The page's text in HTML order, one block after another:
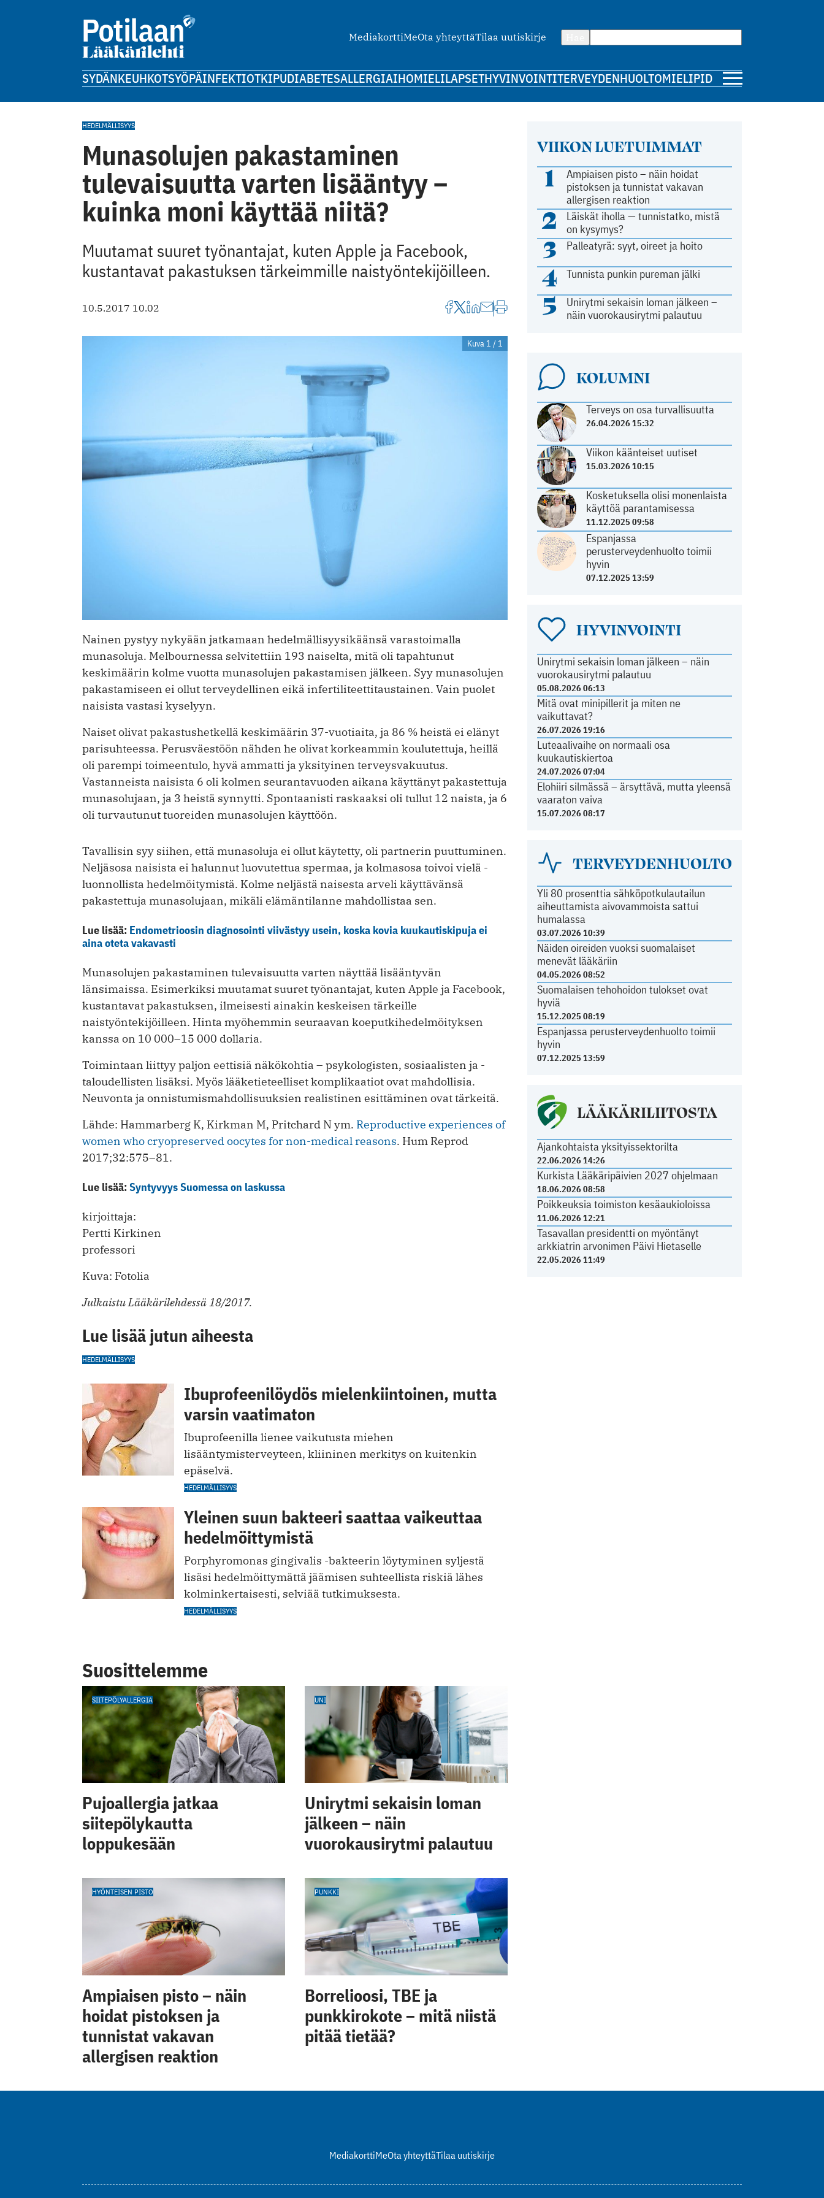
MediakorttiMeOta yhteyttäTilaa uutiskirje
SYDÄNKEUHKOTSYÖPÄINFEKTIOTKIPUDIABETESALLERGIAIHOMIELILAPSETHYVINVOINTITERVEYDENHUOLTOMIELIPIDE
VIIKON LUETUIMMAT
1
Ampiaisen pisto – näin hoidat
pistoksen ja tunnistat vakavan
allergisen reaktion
2
Läiskät iholla — tunnistatko, mistä
on kysymys?
3 Palleatyrä: syyt, oireet ja hoito
4 Tunnista punkin pureman jälki
5
Unirytmi sekaisin loman jälkeen –
näin vuorokausirytmi palautuu
KOLUMNI
Terveys on osa turvallisuutta
26.04.2026 15:32
Viikon käänteiset uutiset
15.03.2026 10:15
Kosketuksella olisi monenlaista
käyttöä parantamisessa
11.12.2025 09:58
Espanjassa
perusterveydenhuolto toimii
hyvin
07.12.2025 13:59
HYVINVOINTI
Unirytmi sekaisin loman jälkeen – näin
vuorokausirytmi palautuu
05.08.2026 06:13
Mitä ovat minipillerit ja miten ne
vaikuttavat?
26.07.2026 19:16
Luteaalivaihe on normaali osa
kuukautiskiertoa
24.07.2026 07:04
Elohiiri silmässä – ärsyttävä, mutta yleensä
vaaraton vaiva
15.07.2026 08:17
TERVEYDENHUOLTO
Yli 80 prosenttia sähköpotkulautailun
aiheuttamista aivovammoista sattui
humalassa
03.07.2026 10:39
Näiden oireiden vuoksi suomalaiset
menevät lääkäriin
04.05.2026 08:52
Suomalaisen tehohoidon tulokset ovat
hyviä
15.12.2025 08:19
Espanjassa perusterveydenhuolto toimii
hyvin
07.12.2025 13:59
LÄÄKÄRILIITOSTA
Ajankohtaista yksityissektorilta
22.06.2026 14:26
Kurkista Lääkäripäivien 2027 ohjelmaan
18.06.2026 08:58
Poikkeuksia toimiston kesäaukioloissa
11.06.2026 12:21
Tasavallan presidentti on myöntänyt
arkkiatrin arvonimen Päivi Hietaselle
22.05.2026 11:49
HEDELMÄLLISYYS
Munasolujen pakastaminen
tulevaisuutta varten lisääntyy –
kuinka moni käyttää niitä?
Muutamat suuret työnantajat, kuten Apple ja Facebook,
kustantavat pakastuksen tärkeimmille naistyöntekijöilleen.
10.5.2017 10.02
Kuva 1 / 1
Nainen pystyy nykyään jatkamaan hedelmällisyysikäänsä varastoimalla
munasoluja. Melbournessa selvitettiin 193 naiselta, mitä oli tapahtunut
keskimäärin kolme vuotta munasolujen pakastamisen jälkeen. Syy munasolujen
pakastamiseen ei ollut ­terveydellinen eikä infertiliteettitaustainen. Vain puolet
naisista vastasi kyselyyn.
Naiset olivat pakastushetkellä keskimäärin 37-vuotiaita, ja 86 % heistä ei elänyt
parisuhteessa. Perusväestöön nähden he olivat korkeammin koulutettuja, heillä
oli parempi toimeentulo, hyvä ammatti ja yksityinen terveysvakuutus.
Vastanneista naisista 6 oli kolmen seurantavuoden aikana käyttänyt pakastettuja
munasolujaan, ja 3 heistä synnytti. Spontaanisti raskaaksi oli tullut 12 naista, ja 6
oli turvautunut ­tuoreiden munasolujen käyttöön.
Tavallisin syy siihen, että munasoluja ei ollut käytetty, oli partnerin puuttuminen.
Neljäsosa naisista ei halunnut luovutettua spermaa, ja kolmasosa toivoi vielä ­
luonnollista hedelmöitymistä. Kolme neljästä naisesta arveli käyttävänsä
pakastettuja munasolujaan, mikäli elämäntilanne mahdollistaa sen.
Lue lisää: Endometrioosin diagnosointi viivästyy usein, koska kovia kuukautiskipuja ei
aina oteta vakavasti
Munasolujen pakastaminen tulevaisuutta varten näyttää lisääntyvän
länsimaissa. Esimerkiksi muutamat suuret työnantajat, kuten Apple ja Facebook,
kustantavat pakastuksen, ilmeisesti ainakin keskeisen tärkeille
naistyöntekijöilleen. Hinta ­myöhemmin seuraavan koeputkihedelmöityksen
kanssa on 10 000–15 000 dollaria.
Toimintaan liittyy paljon eettisiä näkökohtia – psykologisten, sosiaalisten ja ­
taloudellisten lisäksi. Myös lääketieteelliset komplikaatiot ovat mahdollisia.
Neuvonta ja onnistumismahdollisuuksien realistinen esittäminen ovat tärkeitä.
Lähde: Hammarberg K, Kirkman M, Pritchard N ym. Reproductive experiences of
women who cryopreserved oocytes for non-medical reasons. Hum Reprod
2017;32:575–81.
Lue lisää:Syntyvyys Suomessa on laskussa
kirjoittaja:
Pertti Kirkinen
professori
Kuva: Fotolia
Julkaistu Lääkärilehdessä 18/2017.
Lue lisää jutun aiheesta
HEDELMÄLLISYYS
Ibuprofeenilöydös mielenkiintoinen, mutta
varsin vaatimaton
Ibuprofeenilla lienee vaikutusta miehen
lisääntymisterveyteen, kliininen merkitys on kuitenkin
epäselvä.
HEDELMÄLLISYYS
Yleinen suun bakteeri saattaa vaikeuttaa
hedelmöittymistä
Porphyromonas gingivalis -bakteerin löytyminen syljestä
lisäsi hedelmöittymättä jäämisen suhteellista riskiä lähes
kolminkertaisesti, selviää tutkimuksesta.
HEDELMÄLLISYYS
Suosittelemme
SIITEPÖLYALLERGIA
Pujoallergia jatkaa
siitepölykautta
loppukesään
UNI
Unirytmi sekaisin loman
jälkeen – näin
vuorokausirytmi palautuu
HYÖNTEISEN PISTO
Ampiaisen pisto – näin
hoidat pistoksen ja
tunnistat vakavan
allergisen reaktion
PUNKKI
Borrelioosi, TBE ja
punkkirokote – mitä niistä
pitää tietää?
MediakorttiMeOta yhteyttäTilaa uutiskirje